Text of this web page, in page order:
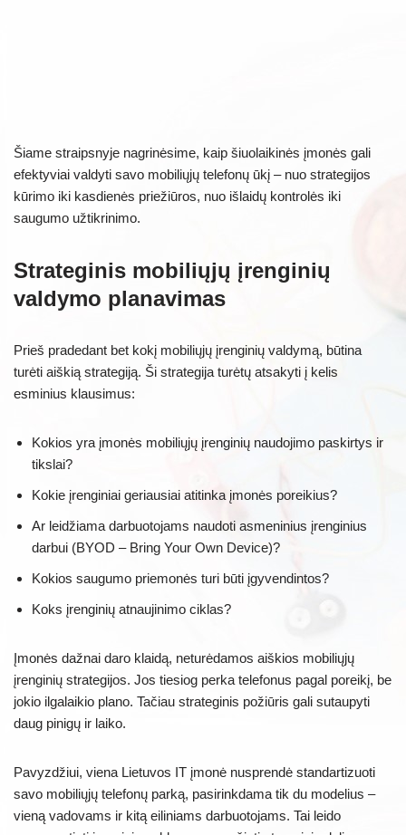
Šiame straipsnyje nagrinėsime, kaip šiuolaikinės įmonės gali
efektyviai valdyti savo mobiliųjų telefonų ūkį – nuo strategijos
kūrimo iki kasdienės priežiūros, nuo išlaidų kontrolės iki
saugumo užtikrinimo.
Strateginis mobiliųjų įrenginių
valdymo planavimas
Prieš pradedant bet kokį mobiliųjų įrenginių valdymą, būtina
turėti aiškią strategiją. Ši strategija turėtų atsakyti į kelis
esminius klausimus:
Kokios yra įmonės mobiliųjų įrenginių naudojimo paskirtys ir
tikslai?
Kokie įrenginiai geriausiai atitinka įmonės poreikius?
Ar leidžiama darbuotojams naudoti asmeninius įrenginius
darbui (BYOD – Bring Your Own Device)?
Kokios saugumo priemonės turi būti įgyvendintos?
Koks įrenginių atnaujinimo ciklas?
Įmonės dažnai daro klaidą, neturėdamos aiškios mobiliųjų
įrenginių strategijos. Jos tiesiog perka telefonus pagal poreikį, be
jokio ilgalaikio plano. Tačiau strateginis požiūris gali sutaupyti
daug pinigų ir laiko.
Pavyzdžiui, viena Lietuvos IT įmonė nusprendė standartizuoti
savo mobiliųjų telefonų parką, pasirinkdama tik du modelius –
vieną vadovams ir kitą eiliniams darbuotojams. Tai leido